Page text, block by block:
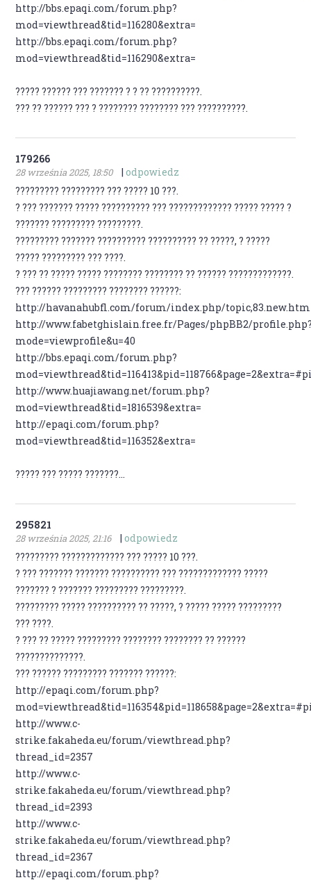
http://bbs.epaqi.com/forum.php?
mod=viewthread&tid=116280&extra=
http://bbs.epaqi.com/forum.php?
mod=viewthread&tid=116290&extra=
????? ?????? ??? ??????? ? ? ?? ??????????.
??? ?? ?????? ??? ? ???????? ???????? ??? ??????????.
179266
28 września 2025, 18:50 |odpowiedz
????????? ????????? ??? ????? 10 ???.
? ??? ??????? ????? ?????????? ??? ????????????? ????? ????? ?
??????? ????????? ?????????.
????????? ??????? ?????????? ?????????? ?? ?????, ? ?????
????? ????????? ??? ????.
? ??? ?? ????? ????? ???????? ???????? ?? ?????? ?????????????.
??? ?????? ????????? ???????? ??????:
http://havanahubfl.com/forum/index.php/
http://www.fabetghislain.free.fr/Pages/phpBB2/
mode=viewprofile&u=40
http://bbs.epaqi.com/forum.php?
http://www.huajiawang.net/forum.php?
mod=viewthread&tid=1816539&extra=
http://epaqi.com/forum.php?
mod=viewthread&tid=116352&extra=
????? ??? ????? ???????...
295821
28 września 2025, 21:16 |odpowiedz
????????? ????????????? ??? ????? 10 ???.
? ??? ??????? ??????? ?????????? ??? ????????????? ?????
??????? ? ??????? ????????? ?????????.
????????? ????? ?????????? ?? ?????, ? ????? ????? ?????????
??? ????.
? ??? ?? ????? ????????? ???????? ???????? ?? ??????
??????????????.
??? ?????? ????????? ??????? ??????:
http://epaqi.com/forum.php?
http://www.c-
strike.fakaheda.eu/forum/viewthread.php?
thread_id=2357
http://www.c-
strike.fakaheda.eu/forum/viewthread.php?
thread_id=2393
http://www.c-
strike.fakaheda.eu/forum/viewthread.php?
thread_id=2367
http://epaqi.com/forum.php?